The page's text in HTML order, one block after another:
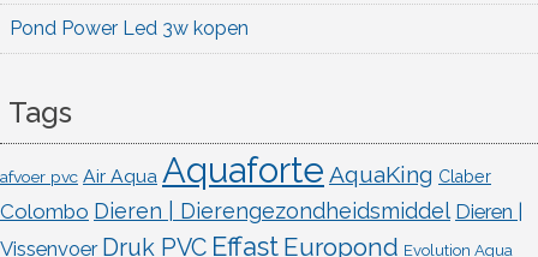
Pond Power Led 3w kopen
Tags
afvoer pvc Air Aqua Aquaforte AquaKing Claber
Colombo Dieren | Dierengezondheidsmiddel Dieren |
Vissenvoer Druk PVC Effast Europond Evolution Aqua